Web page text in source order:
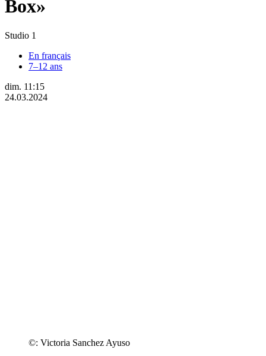
Box»
Studio 1
En français
7–12 ans
dim. 11:15
24.03.2024
©: Victoria Sanchez Ayuso